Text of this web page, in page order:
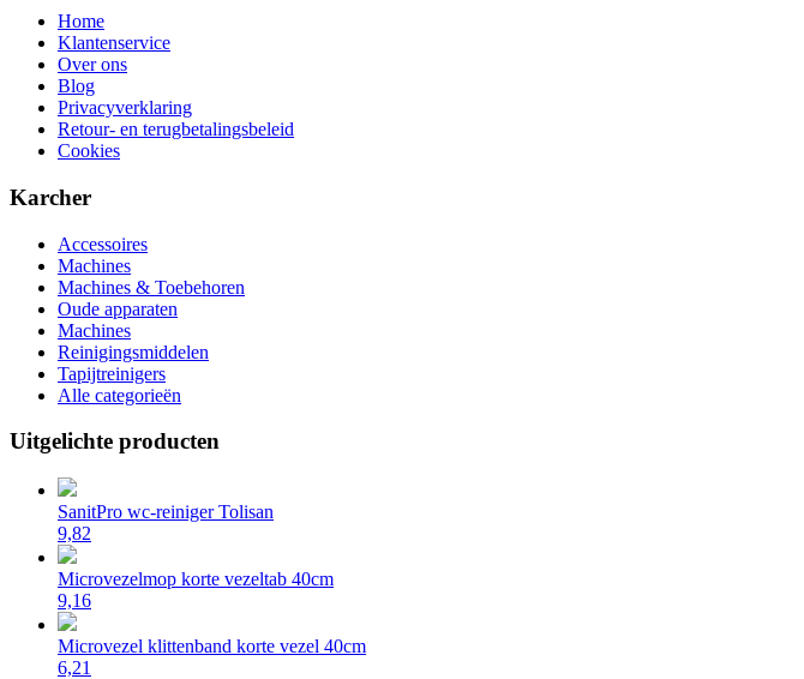
Home
Klantenservice
Over ons
Blog
Privacyverklaring
Retour- en terugbetalingsbeleid
Cookies
Karcher
Accessoires
Machines
Machines & Toebehoren
Oude apparaten
Machines
Reinigingsmiddelen
Tapijtreinigers
Alle categorieën
Uitgelichte producten
SanitPro wc-reiniger Tolisan
9,82
Microvezelmop korte vezeltab 40cm
9,16
Microvezel klittenband korte vezel 40cm
6,21